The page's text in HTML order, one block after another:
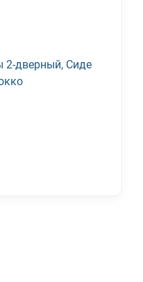
дверный, Сиде